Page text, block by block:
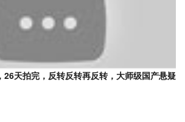
26天拍完，反转反转再反转，大师级国产悬疑